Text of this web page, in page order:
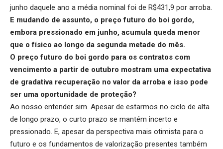
junho daquele ano a média nominal foi de R$431,9 por arroba.
E mudando de assunto, o preço futuro do boi gordo,
embora pressionado em junho, acumula queda menor
que o físico ao longo da segunda metade do mês.
O preço futuro do boi gordo para os contratos com
vencimento a partir de outubro mostram uma expectativa
de gradativa recuperação no valor da arroba e isso pode
ser uma oportunidade de proteção?
Ao nosso entender sim. Apesar de estarmos no ciclo de alta
de longo prazo, o curto prazo se mantém incerto e
pressionado. E, apesar da perspectiva mais otimista para o
futuro e os fundamentos de valorização presentes também